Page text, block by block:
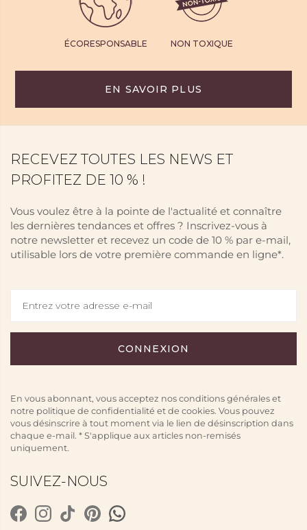
ÉCORESPONSABLE NON TOXIQUE
EN SAVOIR PLUS
RECEVEZ TOUTES LES NEWS ET
PROFITEZ DE 10 % !
Vous voulez être à la pointe de l'actualité et connaître
les dernières tendances et offres ? Inscrivez-vous à
notre newsletter et recevez un code de 10 % par e-mail,
utilisable lors de votre première commande en ligne*.
En vous abonnant, vous acceptez nos conditions générales et
notre politique de confidentialité et de cookies. Vous pouvez
vous désinscrire à tout moment via le lien de désinscription dans
chaque e-mail. * S'applique aux articles non-remisés
uniquement.
SUIVEZ-NOUS